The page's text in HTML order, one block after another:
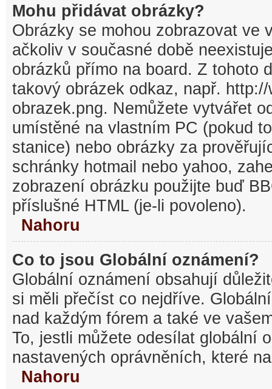
Mohu přidávat obrázky?
Obrázky se mohou zobrazovat ve
ačkoliv v současné době
obrázků přímo na board. Z tohoto
takový obrázek odkaz, např.
obrazek.png. Nemůžete vytvářet
umístěné na vlastním PC (pokud
stanice) nebo obrázky za
schránky hotmail nebo yahoo,
zobrazení obrázku použijte buď
příslušné HTML (je-li povoleno).
Nahoru
Co to jsou Globální oznámení?
Globální oznámení obsahují
si měli přečíst co nejdříve.
nad každým fórem a také ve
To, jestli můžete odesílat globální
nastavených oprávněních, které
Nahoru